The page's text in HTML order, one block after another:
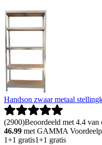
Handson zwaar metaal
(2900)Beoordeeld met 4.4 van
46.99 met GAMMA
1+1 gratis1+1 gratis